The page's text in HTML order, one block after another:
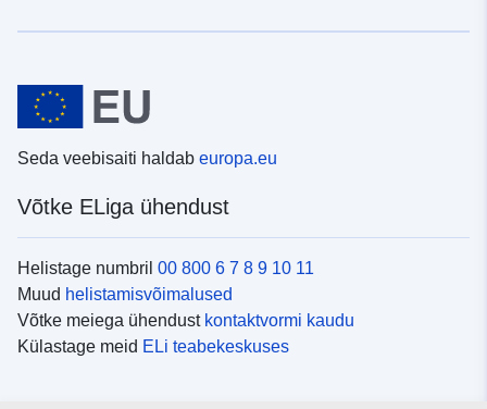
Seda veebisaiti haldab europa.eu
Võtke ELiga ühendust
Helistage numbril 00 800 6 7 8 9 10 11
Muud helistamisvõimalused
Võtke meiega ühendust kontaktvormi kaudu
Külastage meid ELi teabekeskuses